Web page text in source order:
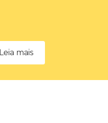
Leia mais